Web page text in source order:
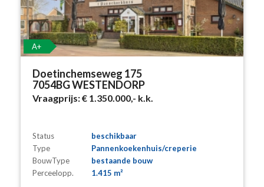
A+
Doetinchemseweg 175
7054BG WESTENDORP
Vraagprijs:€ 1.350.000,- k.k.
Status
beschikbaar
Type
Pannenkoekenhuis/creperie
BouwType
bestaande bouw
Perceelopp.
1.415 m²